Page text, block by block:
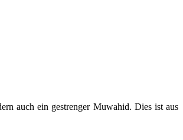
auch ein gestrenger Muwahid. Dies ist aus